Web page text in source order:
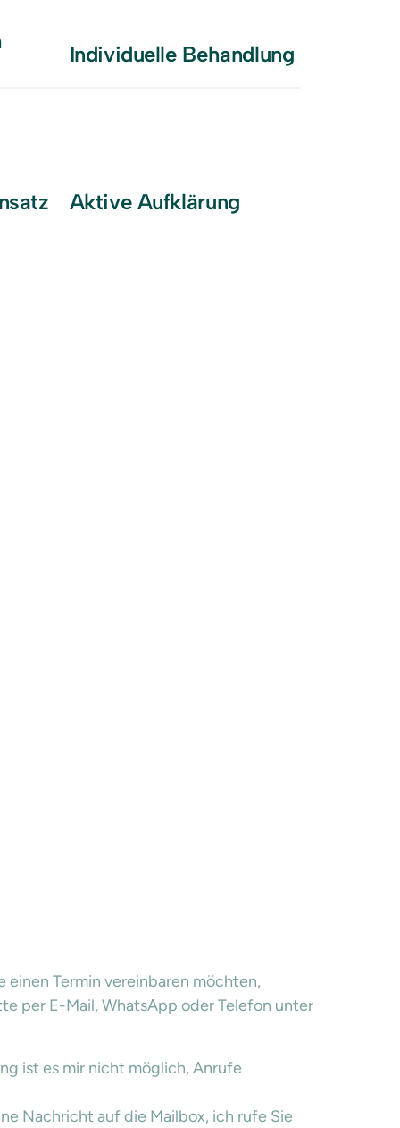
Individuelle Behandlung
Aktive Aufklärung
einen Termin vereinbaren möchten,
per E-Mail, WhatsApp oder Telefon unter
ist es mir nicht möglich, Anrufe
Nachricht auf die Mailbox, ich rufe Sie